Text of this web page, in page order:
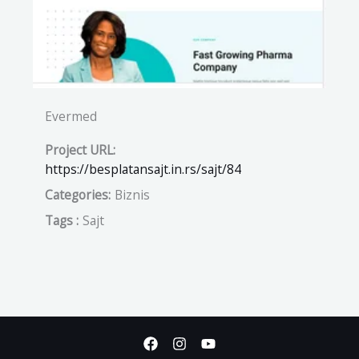
Evermed
Project URL:
https://besplatansajt.in.rs/sajt/84
Categories: Biznis
Tags : Sajt